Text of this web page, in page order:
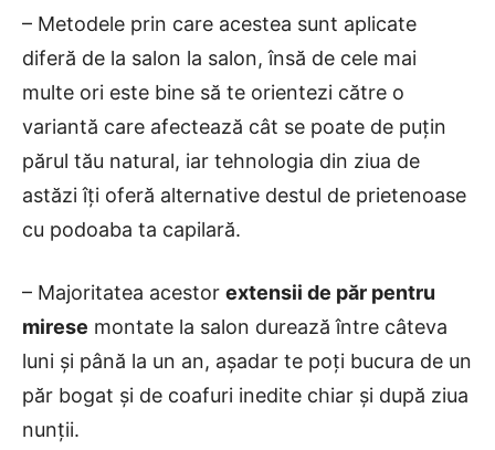
– Metodele prin care acestea sunt aplicate
diferă de la salon la salon, însă de cele mai
multe ori este bine să te orientezi către o
variantă care afectează cât se poate de puțin
părul tău natural, iar tehnologia din ziua de
astăzi îți oferă alternative destul de prietenoase
cu podoaba ta capilară.
– Majoritatea acestor extensii de păr pentru
mirese montate la salon durează între câteva
luni și până la un an, așadar te poți bucura de un
păr bogat și de coafuri inedite chiar și după ziua
nunții.